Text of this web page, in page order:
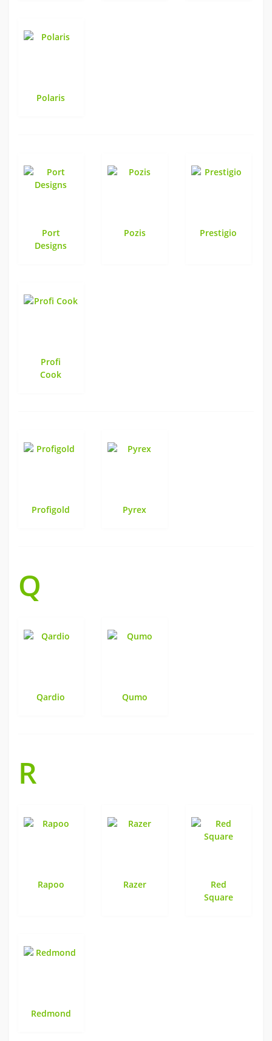
Polaris
Port
Designs
Pozis Prestigio
Profi
Cook
Profigold Pyrex
Q
Qardio Qumo
R
Rapoo Razer
Red
Square
Redmond